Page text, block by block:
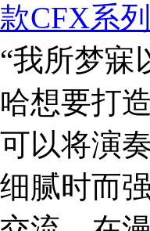
款CFX系列
“我所梦寐
哈想要打
可以将演
细腻时而